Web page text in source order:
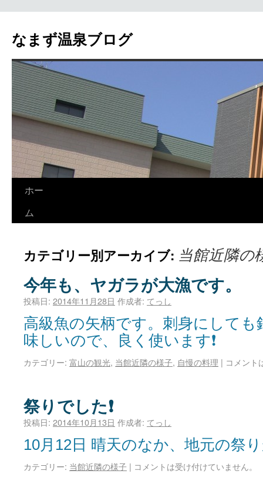
なまず温泉ブログ
ホー
ム
カテゴリー別アーカイブ: 当館近隣の
今年も、ヤガラが大漁です。
投稿日: 2014年11月28日 作成者: てっし
高級魚の矢柄です。刺身にして
味しいので、良く使います❗
カテゴリー: 富山の観光, 当館近隣の様子, 自慢の料理 | コメント
祭りでした❗
投稿日: 2014年10月13日 作成者: てっし
10月12日 晴天のなか、地元の祭
カテゴリー: 当館近隣の様子 | コメントは受け付けていません。